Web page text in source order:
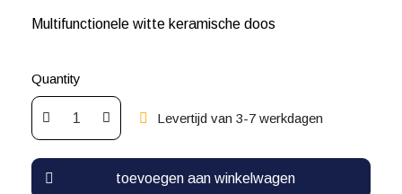
Multifunctionele witte keramische doos
Quantity
Levertijd van 3-7 werkdagen
toevoegen aan winkelwagen